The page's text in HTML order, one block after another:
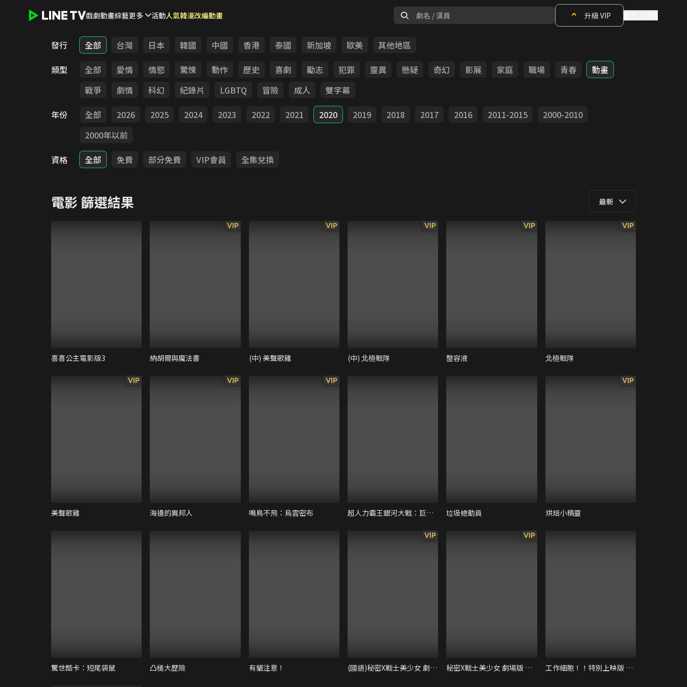
戲劇動畫綜藝更多 活動人氣韓漫改編動畫 升級 VIP
發行 全部 台灣 日本 韓國 中國 香港 泰國 新加坡 歐美
其他地區
類型
全部 愛情 情慾 驚悚 動作 歷史 喜劇 勵志 犯罪 靈異 懸疑 奇幻 影展 家庭 職場 青春
動畫
戰爭
劇情 科幻 紀錄片 LGBTQ 冒險 成人
雙字幕
年份
全部 2026 2025 2024 2023 2022 2021 2020 2019 2018 2017 2016 2011-2015
2000-2010
2000年以前
資格
全部 免費 部分免費 VIP會員 全集兌換
電影 篩選結果 最新
喜喜公主電影版3
VIP
納胡爾與魔法書
VIP
(中) 美聲歌雞
VIP
(中) 北極戰隊
VIP
整容液
VIP
北極戰隊
VIP
美聲歌雞
VIP
海邊的異邦人
VIP
鳴鳥不飛：烏雲密布 超人力霸王銀河大戰：巨大陰謀 垃圾總動員
VIP
烘焙小精靈
驚世酷卡：短尾袋鼠 凸槌大歷險 有貓注意！
VIP
(國語)秘密X戰士美少女 劇場版 大家一起來看電影喔
VIP
秘密X戰士美少女 劇場版 大家一起來看電影喔 工作細胞！！特別上映版 強「菌」來襲！人體腸道大騷動！